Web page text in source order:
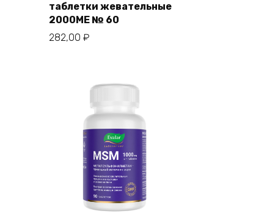
таблетки жевательные
2000МЕ № 60
282,00 ₽